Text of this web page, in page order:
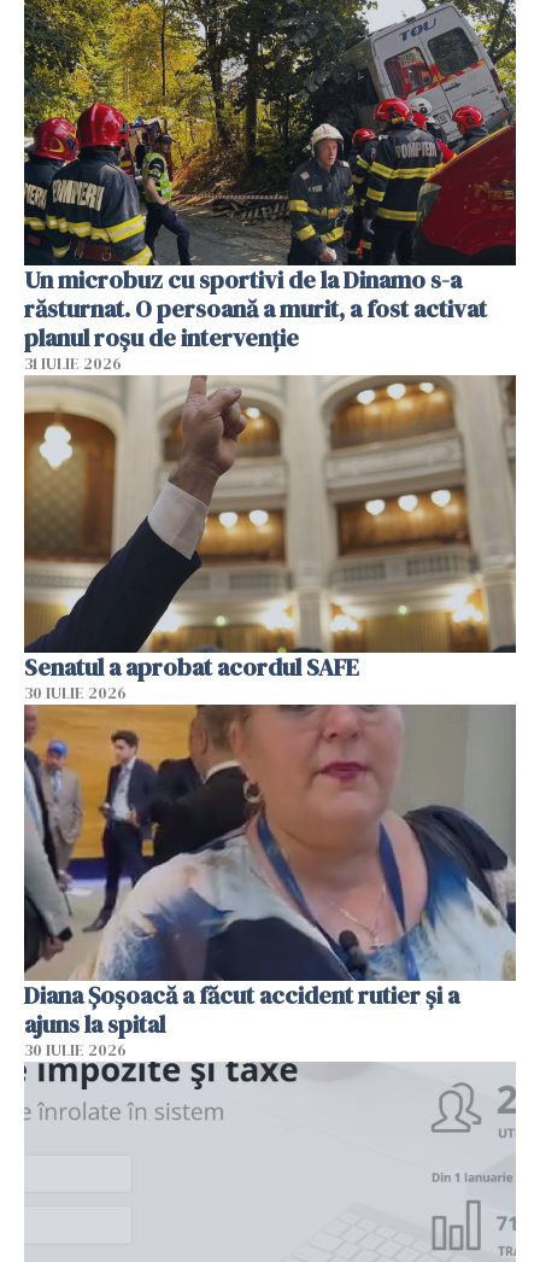
Un microbuz cu sportivi de la Dinamo s-a
răsturnat. O persoană a murit, a fost activat
planul roșu de intervenție
31 IULIE 2026
Senatul a aprobat acordul SAFE
30 IULIE 2026
Diana Șoșoacă a făcut accident rutier și a
ajuns la spital
30 IULIE 2026